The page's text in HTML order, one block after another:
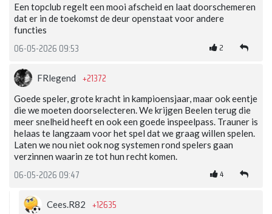
Een topclub regelt een mooi afscheid en laat doorschemeren
dat er in de toekomst de deur openstaat voor andere
functies
06-05-2026 09:53 2
FRlegend +21372
Goede speler, grote kracht in kampioensjaar, maar ook eentje
die we moeten doorselecteren. We krijgen Beelen terug die
meer snelheid heeft en ook een goede inspeelpass. Trauner is
helaas te langzaam voor het spel dat we graag willen spelen.
Laten we nou niet ook nog systemen rond spelers gaan
verzinnen waarin ze tot hun recht komen.
06-05-2026 09:47 4
Cees.R82 +12635